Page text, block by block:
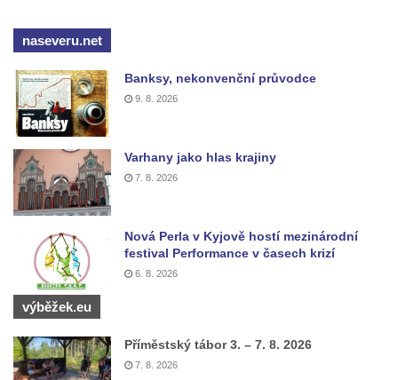
naseveru.net
Banksy, nekonvenční průvodce
9. 8. 2026
Varhany jako hlas krajiny
7. 8. 2026
Nová Perla v Kyjově hostí mezinárodní
festival Performance v časech krizí
6. 8. 2026
výběžek.eu
Příměstský tábor 3. – 7. 8. 2026
7. 8. 2026